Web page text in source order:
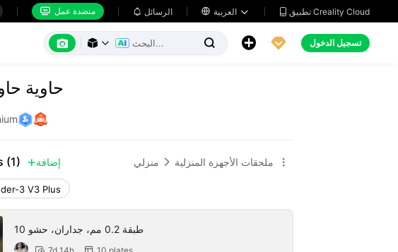
 منضدة عمل  الرسائل    تطبيق Creality Cloud
      تسجيل الدخول
حاوية
(1)  إضافة منزلي  ملحقات الأجهزة المنزلية 
3 V3 Plus
طبقة 0.2 مم، جداران، حشو 10